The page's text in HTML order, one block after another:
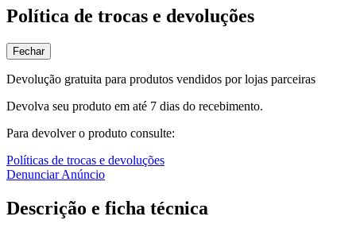
Política de trocas e devoluções
Fechar
Devolução gratuita para produtos vendidos por lojas parceiras
Devolva seu produto em até 7 dias do recebimento.
Para devolver o produto consulte:
Políticas de trocas e devoluções
Denunciar Anúncio
Descrição e ficha técnica